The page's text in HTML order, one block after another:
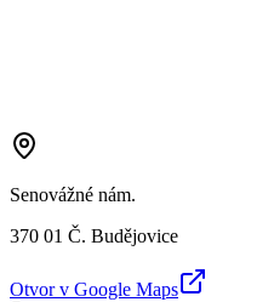
Senovážné nám.
370 01 Č. Budějovice
Otvor v Google Maps